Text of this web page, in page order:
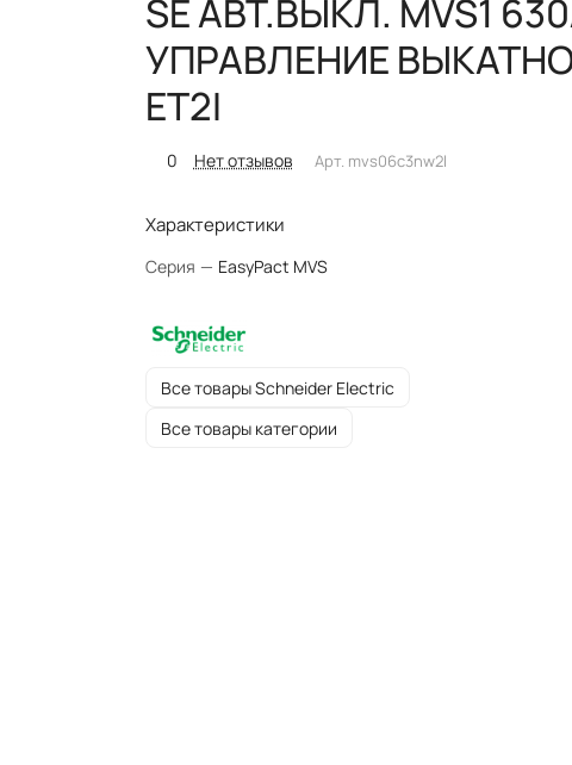
SE АВТ.ВЫКЛ. MVS1
УПРАВЛЕНИЕ
ET2I
0 Нет отзывов Арт. mvs06c3nw2l
Характеристики
Серия — EasyPact MVS
Все товары Schneider Electric
Все товары категории